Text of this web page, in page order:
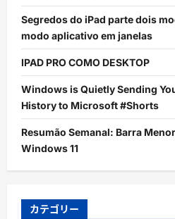
Segredos do iPad parte dois
modo aplicativo em janelas
IPAD PRO COMO DESKTOP
Windows is Quietly Sending
History to Microsoft #Shorts
Resumão Semanal: Barra
Windows 11
カテゴリー